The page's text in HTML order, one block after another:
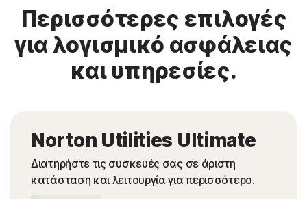
Περισσότερες επιλογές
για λογισμικό ασφάλειας
και υπηρεσίες.
Norton Utilities Ultimate
Διατηρήστε τις συσκευές σας σε άριστη
κατάσταση και λειτουργία για περισσότερο.